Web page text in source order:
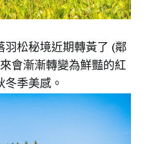
松秘境近期轉黃了 (鄰
會漸漸轉變為鮮豔的紅
季美感。